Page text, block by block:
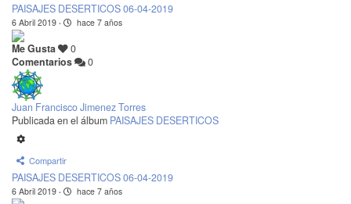
PAISAJES DESERTICOS 06-04-2019
6 Abril 2019 · hace 7 años
Me Gusta
0
Comentarios
0
Juan Francisco Jimenez Torres
Publicada en el álbum PAISAJES DESERTICOS
Compartir
PAISAJES DESERTICOS 06-04-2019
6 Abril 2019 · hace 7 años